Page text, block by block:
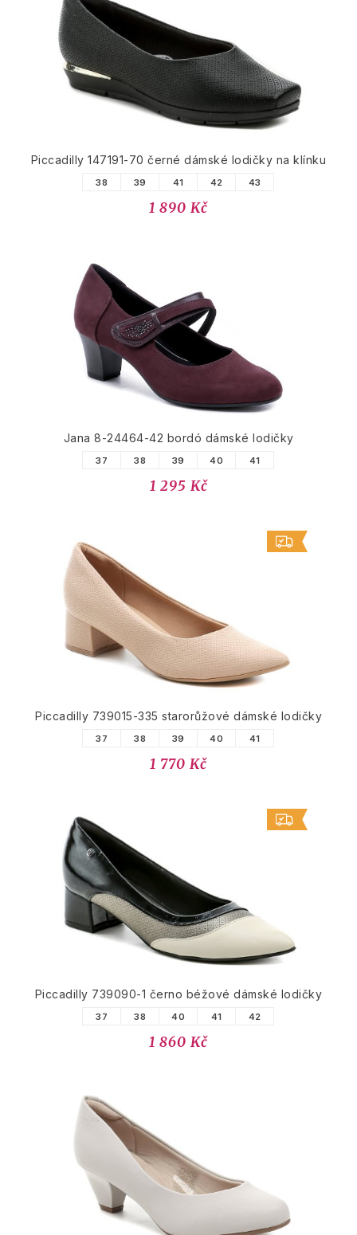
Piccadilly 147191-70 černé dámské lodičky na klínku
38 39 41 42 43
1 890 Kč
Jana 8-24464-42 bordó dámské lodičky
37 38 39 40 41
1 295 Kč
Piccadilly 739015-335 starorůžové dámské lodičky
37 38 39 40 41
1 770 Kč
Piccadilly 739090-1 černo béžové dámské lodičky
37 38 40 41 42
1 860 Kč